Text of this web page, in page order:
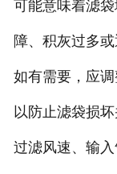
可能意味着滤
障、积灰过多
如有需要，应
以防止滤袋损
过滤风速、输入